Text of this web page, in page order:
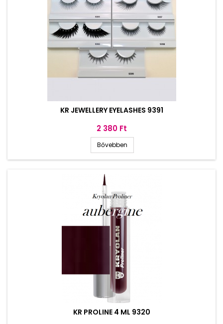
KR JEWELLERY EYELASHES 9391
Ár
2 380 Ft
Bővebben
KR PROLINE 4 ML 9320